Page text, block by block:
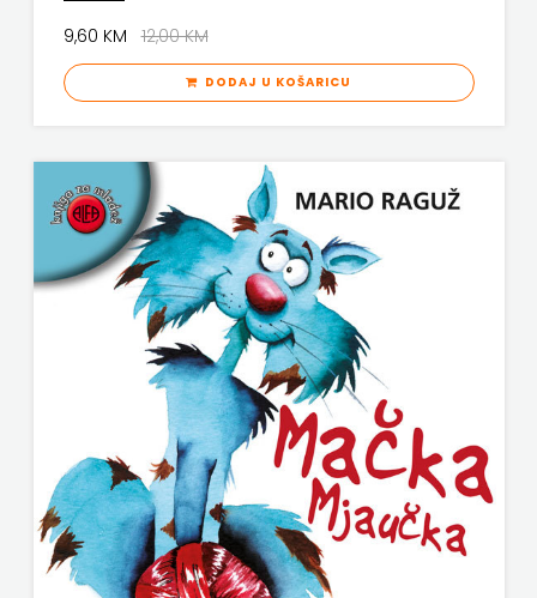
DUĆAN
ŠKOLSKA
media
grupa
Twins
Company
UDRUGA
9,60 KM12,00 KM
DODAJ U KOŠARICU